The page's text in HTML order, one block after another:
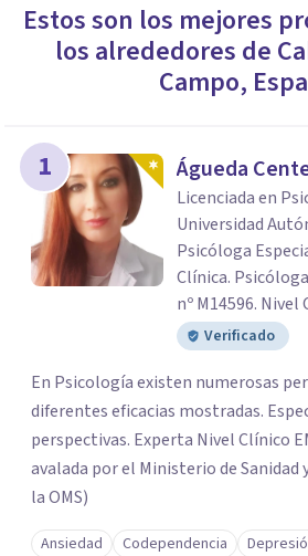
Estos son los mejores
los alrededores de
Campo,
1 Águeda
Licenciada en
Universidad
Psicóloga
Clínica.
nº M14596. Nivel
Verificado
En Psicología existen numerosas
diferentes eficacias mostradas.
perspectivas. Experta Nivel Clínico
avalada por el Ministerio de Sanidad
la OMS)
Ansiedad Codependencia